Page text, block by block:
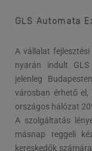
GLS Automata
A vállalat
nyarán indult
jelenleg
városban érhető
országos hálózat
A szolgáltatás
másnap reggeli
kereskedők